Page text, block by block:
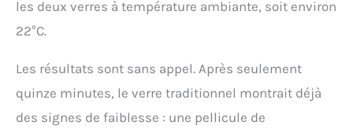
les deux verres à température ambiante, soit environ
22°C.
Les résultats sont sans appel. Après seulement
quinze minutes, le verre traditionnel montrait déjà
des signes de faiblesse : une pellicule de